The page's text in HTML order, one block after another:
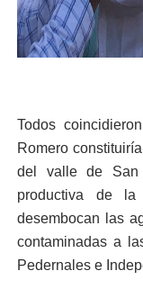
Todos
Romero
del valle de
productiva de
desembocan las
contaminadas a
Pedernales e